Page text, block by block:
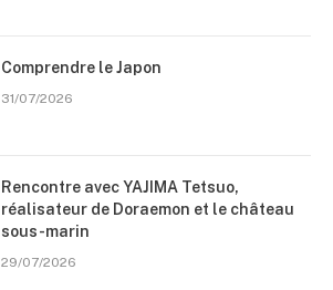
Comprendre le Japon
31/07/2026
Rencontre avec YAJIMA Tetsuo,
réalisateur de Doraemon et le château
sous-marin
29/07/2026